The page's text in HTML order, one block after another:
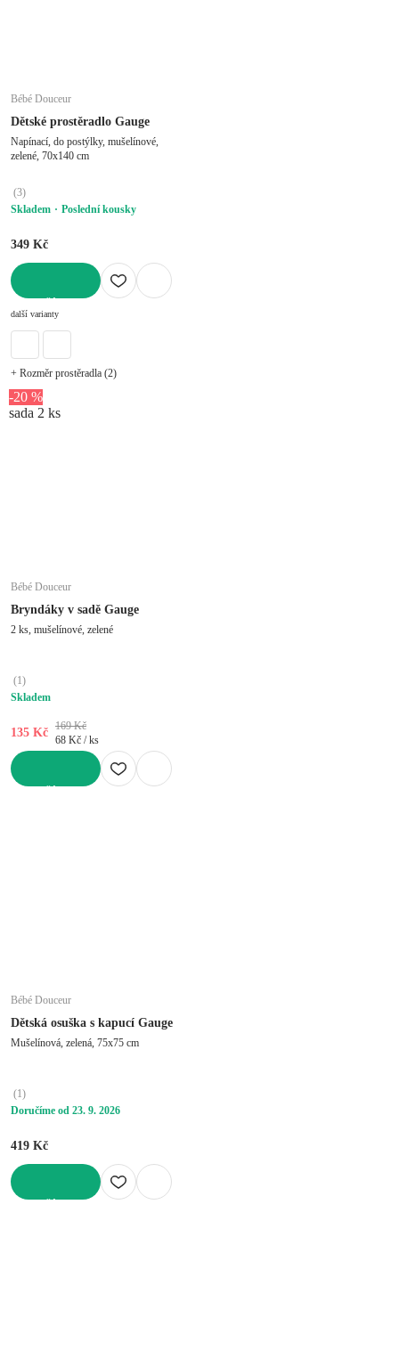
Bébé Douceur
Dětské prostěradlo Gauge
Napínací, do postýlky, mušelínové,
zelené, 70x140 cm
(3)
Skladem
Poslední kousky
349 Kč
další varianty
+ Rozměr prostěradla (2)
-20 %
sada 2 ks
Bébé Douceur
Bryndáky v sadě Gauge
2 ks, mušelínové, zelené
(1)
Skladem
135 Kč 169 Kč
68 Kč / ks
Bébé Douceur
Dětská osuška s kapucí Gauge
Mušelínová, zelená, 75x75 cm
(1)
Doručíme od 23. 9. 2026
419 Kč